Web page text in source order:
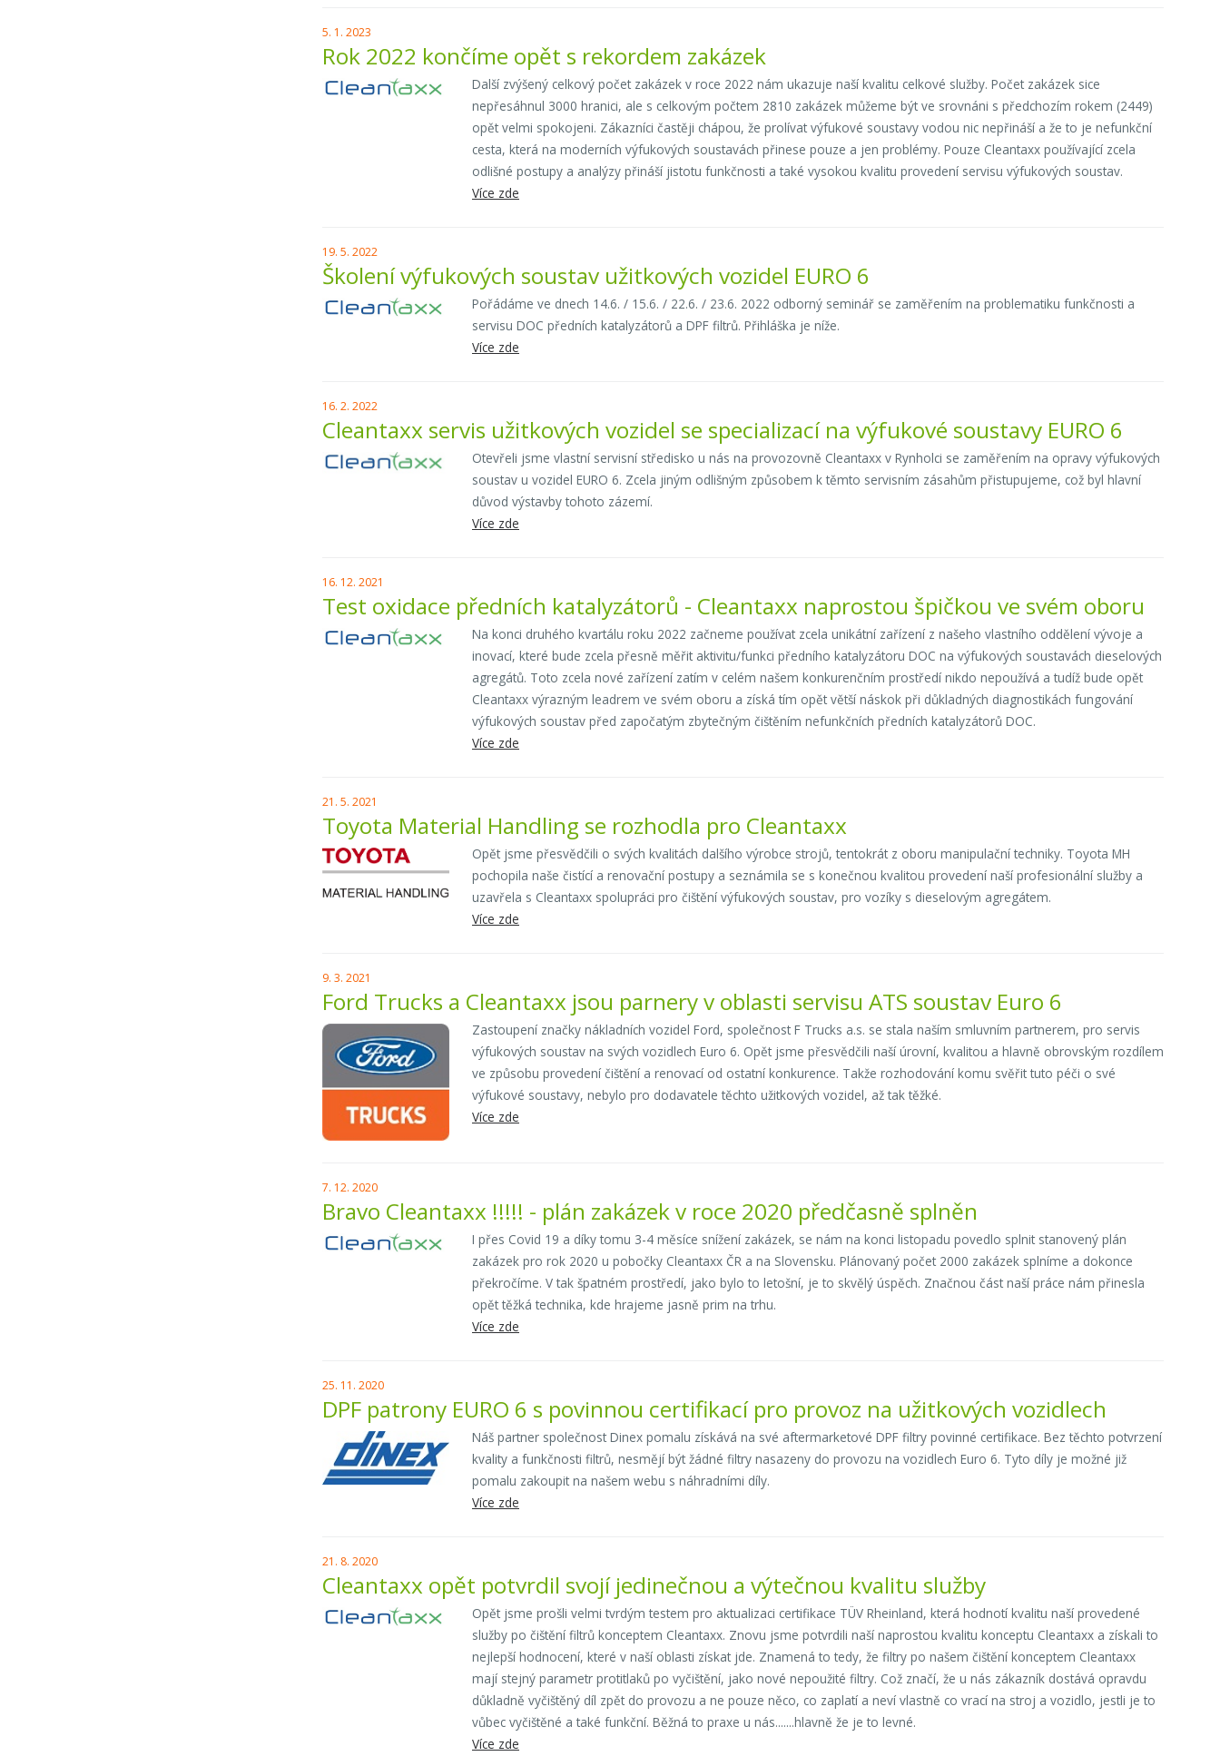
5. 1. 2023
Rok 2022 končíme opět s rekordem zakázek
Další zvýšený celkový počet zakázek v roce 2022 nám ukazuje naší kvalitu celkové služby. Počet zakázek sice
nepřesáhnul 3000 hranici, ale s celkovým počtem 2810 zakázek můžeme být ve srovnáni s předchozím rokem (2449)
opět velmi spokojeni. Zákazníci častěji chápou, že prolívat výfukové soustavy vodou nic nepřináší a že to je nefunkční
cesta, která na moderních výfukových soustavách přinese pouze a jen problémy. Pouze Cleantaxx používající zcela
odlišné postupy a analýzy přináší jistotu funkčnosti a také vysokou kvalitu provedení servisu výfukových soustav.
Více zde
19. 5. 2022
Školení výfukových soustav užitkových vozidel EURO 6
Pořádáme ve dnech 14.6. / 15.6. / 22.6. / 23.6. 2022 odborný seminář se zaměřením na problematiku funkčnosti a
servisu DOC předních katalyzátorů a DPF filtrů. Přihláška je níže.
Více zde
16. 2. 2022
Cleantaxx servis užitkových vozidel se specializací na výfukové soustavy EURO 6
Otevřeli jsme vlastní servisní středisko u nás na provozovně Cleantaxx v Rynholci se zaměřením na opravy výfukových
soustav u vozidel EURO 6. Zcela jiným odlišným způsobem k těmto servisním zásahům přistupujeme, což byl hlavní
důvod výstavby tohoto zázemí.
Více zde
16. 12. 2021
Test oxidace předních katalyzátorů - Cleantaxx naprostou špičkou ve svém oboru
Na konci druhého kvartálu roku 2022 začneme používat zcela unikátní zařízení z našeho vlastního oddělení vývoje a
inovací, které bude zcela přesně měřit aktivitu/funkci předního katalyzátoru DOC na výfukových soustavách dieselových
agregátů. Toto zcela nové zařízení zatím v celém našem konkurenčním prostředí nikdo nepoužívá a tudíž bude opět
Cleantaxx výrazným leadrem ve svém oboru a získá tím opět větší náskok při důkladných diagnostikách fungování
výfukových soustav před započatým zbytečným čištěním nefunkčních předních katalyzátorů DOC.
Více zde
21. 5. 2021
Toyota Material Handling se rozhodla pro Cleantaxx
Opět jsme přesvědčili o svých kvalitách dalšího výrobce strojů, tentokrát z oboru manipulační techniky. Toyota MH
pochopila naše čistící a renovační postupy a seznámila se s konečnou kvalitou provedení naší profesionální služby a
uzavřela s Cleantaxx spolupráci pro čištění výfukových soustav, pro vozíky s dieselovým agregátem.
Více zde
9. 3. 2021
Ford Trucks a Cleantaxx jsou parnery v oblasti servisu ATS soustav Euro 6
Zastoupení značky nákladních vozidel Ford, společnost F Trucks a.s. se stala naším smluvním partnerem, pro servis
výfukových soustav na svých vozidlech Euro 6. Opět jsme přesvědčili naší úrovní, kvalitou a hlavně obrovským rozdílem
ve způsobu provedení čištění a renovací od ostatní konkurence. Takže rozhodování komu svěřit tuto péči o své
výfukové soustavy, nebylo pro dodavatele těchto užitkových vozidel, až tak těžké.
Více zde
7. 12. 2020
Bravo Cleantaxx !!!!! - plán zakázek v roce 2020 předčasně splněn
I přes Covid 19 a díky tomu 3-4 měsíce snížení zakázek, se nám na konci listopadu povedlo splnit stanovený plán
zakázek pro rok 2020 u pobočky Cleantaxx ČR a na Slovensku. Plánovaný počet 2000 zakázek splníme a dokonce
překročíme. V tak špatném prostředí, jako bylo to letošní, je to skvělý úspěch. Značnou část naší práce nám přinesla
opět těžká technika, kde hrajeme jasně prim na trhu.
Více zde
25. 11. 2020
DPF patrony EURO 6 s povinnou certifikací pro provoz na užitkových vozidlech
Náš partner společnost Dinex pomalu získává na své aftermarketové DPF filtry povinné certifikace. Bez těchto potvrzení
kvality a funkčnosti filtrů, nesmějí být žádné filtry nasazeny do provozu na vozidlech Euro 6. Tyto díly je možné již
pomalu zakoupit na našem webu s náhradními díly.
Více zde
21. 8. 2020
Cleantaxx opět potvrdil svojí jedinečnou a výtečnou kvalitu služby
Opět jsme prošli velmi tvrdým testem pro aktualizaci certifikace TÜV Rheinland, která hodnotí kvalitu naší provedené
služby po čištění filtrů konceptem Cleantaxx. Znovu jsme potvrdili naší naprostou kvalitu konceptu Cleantaxx a získali to
nejlepší hodnocení, které v naší oblasti získat jde. Znamená to tedy, že filtry po našem čištění konceptem Cleantaxx
mají stejný parametr protitlaků po vyčištění, jako nové nepoužité filtry. Což značí, že u nás zákazník dostává opravdu
důkladně vyčištěný díl zpět do provozu a ne pouze něco, co zaplatí a neví vlastně co vrací na stroj a vozidlo, jestli je to
vůbec vyčištěné a také funkční. Běžná to praxe u nás.......hlavně že je to levné.
Více zde